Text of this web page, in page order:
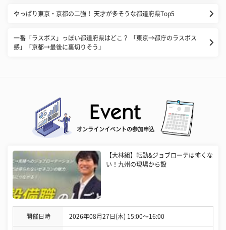
やっぱり東京・京都の二強！ 天才が多そうな都道府県Top5
一番「ラスボス」っぽい都道府県はどこ？ 「東京→都庁のラスボス
感」「京都→最後に裏切りそう」
オンラインイベントの参加申込
【大林組】転勤&ジョブローテは怖くな
い！九州の現場から設
開催日時 2026年08月27日(木) 15:00〜16:00